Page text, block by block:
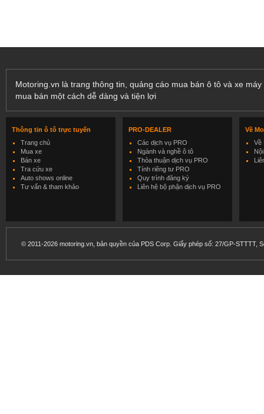
Motoring.vn là trang thông tin, quảng cáo mua bán ô tô và xe
mua bán một cách dễ dàng và tiện lợi
Thông tin ô tô trực tuyến
Trang chủ
Mua xe
Bán xe
Tra cứu xe
Auto shows online
Tư vấn & tham khảo
PRO-DEALER
Các dịch vụ PRO
Ngành và nghề ô tô
Thỏa thuận dịch vụ PRO
Tính riêng tư PRO
Quy trình đăng ký
Liên hệ bộ phận dịch vụ PRO
Về
Về
© 2011-2026 motoring.vn, bản quyền của PDS Corp. Giấy phép số: 27/GP-STTTT,